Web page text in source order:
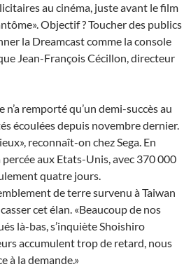
au cinéma, juste avant le film
Objectif ? Toucher des publics
la Dreamcast comme la console
Jean-François Cécillon, directeur
n’a remporté qu’un demi-succès au
écoulées depuis novembre dernier.
reconnaît-on chez Sega. En
percée aux Etats-Unis, avec 370 000
quatre jours.
de terre survenu à Taiwan
cet élan. «Beaucoup de nos
là-bas, s’inquiète Shoishiro
accumulent trop de retard, nous
à la demande.»